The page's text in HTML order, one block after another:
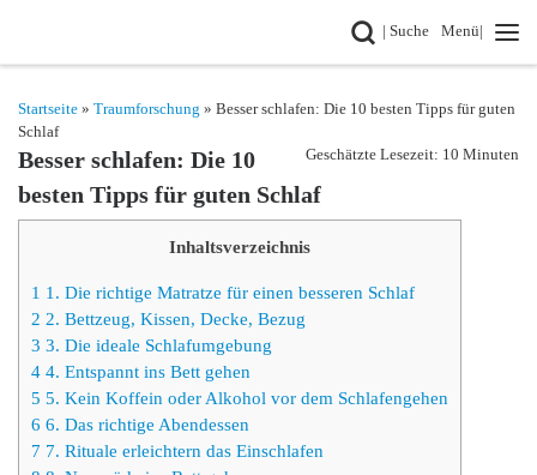
| SucheSearch
Menü|
Startseite » Traumforschung » Besser schlafen: Die 10 besten Tipps für guten
Schlaf
Geschätzte Lesezeit: 10 Minuten
Besser schlafen: Die 10
besten Tipps für guten Schlaf
Inhaltsverzeichnis
1 1. Die richtige Matratze für einen besseren Schlaf
2 2. Bettzeug, Kissen, Decke, Bezug
3 3. Die ideale Schlafumgebung
4 4. Entspannt ins Bett gehen
5 5. Kein Koffein oder Alkohol vor dem Schlafengehen
6 6. Das richtige Abendessen
7 7. Rituale erleichtern das Einschlafen